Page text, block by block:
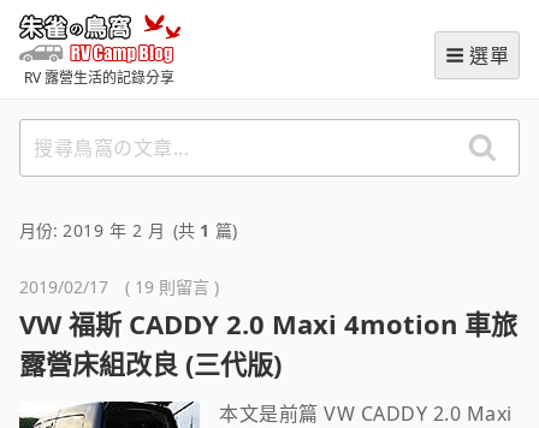
至
內
朱雀の鳥窩
RV 露營生活的記錄分享
選單
搜
尋
窩
文
月份: 2019 年 2 月 (共 1 篇)
2019/02/17 ( 19 則留言 )
VW 福斯 CADDY 2.0 Maxi 4motion 車旅
露營床組改良 (三代版)
本文是前篇 VW CADDY 2.0 Maxi